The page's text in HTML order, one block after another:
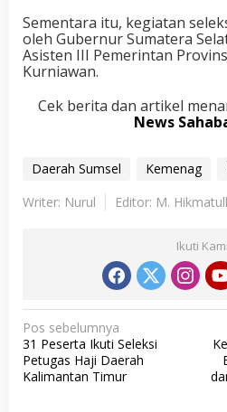
Sementara itu, kegiatan
oleh Gubernur Sumatera
Asisten III Pemerintan
Kurniawan.
Cek berita dan artikel
News
Daerah Sumsel Kemenag
Writer: Nurul
Editor: M.
Ikuti Kami
N
a
v
Pos sebelumnya
31 Peserta Ikuti Seleksi
Petugas Haji Daerah
Kalimantan Timur